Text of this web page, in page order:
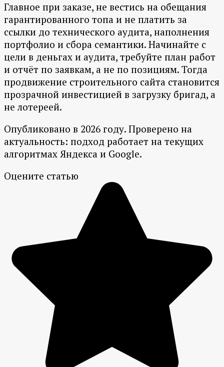
Главное при заказе, не вестись на обещания
гарантированного топа и не платить за
ссылки до технического аудита, наполнения
портфолио и сбора семантики. Начинайте с
цели в деньгах и аудита, требуйте план работ
и отчёт по заявкам, а не по позициям. Тогда
продвижение строительного сайта становится
прозрачной инвестицией в загрузку бригад, а
не лотереей.
Опубликовано в 2026 году. Проверено на
актуальность: подход работает на текущих
алгоритмах Яндекса и Google.
Оцените статью